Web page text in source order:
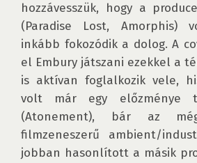
hozzávesszük, hogy a
(Paradise Lost, Amorphis)
inkább fokozódik a dolog. A
el Embury játszani ezekkel a
is aktívan foglalkozik vele,
volt már egy előzménye
(Atonement), bár az
filmzeneszerű ambient/
jobban hasonlított a másik